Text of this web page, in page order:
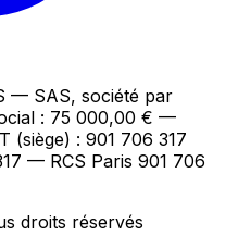
— SAS, société par
: 75 000,00 € —
(siège) : 901 706 317
— RCS Paris 901 706
droits réservés